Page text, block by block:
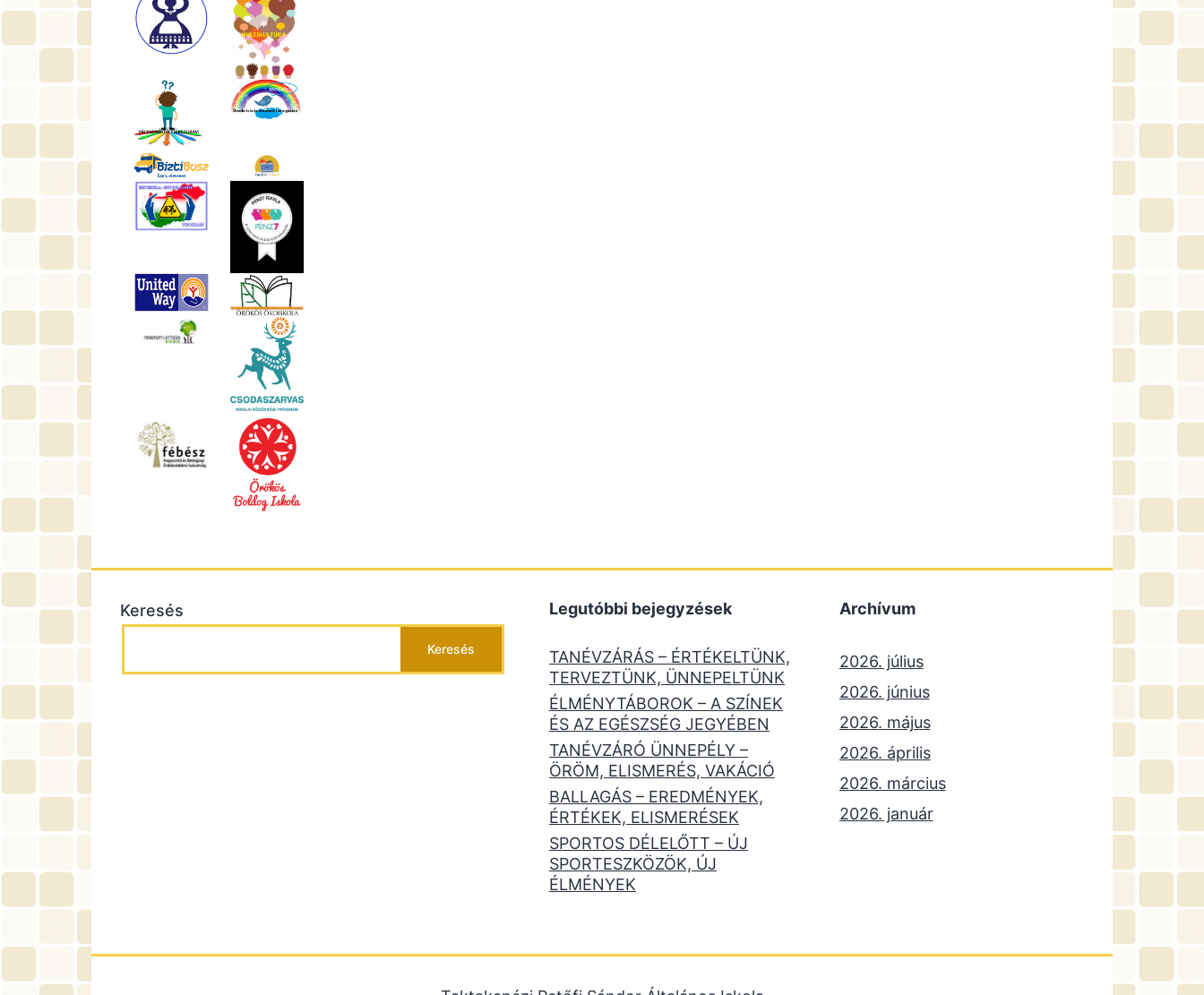
Keresés
Keresés
Legutóbbi bejegyzések
TANÉVZÁRÁS – ÉRTÉKELTÜNK,
TERVEZTÜNK, ÜNNEPELTÜNK
ÉLMÉNYTÁBOROK – A SZÍNEK
ÉS AZ EGÉSZSÉG JEGYÉBEN
TANÉVZÁRÓ ÜNNEPÉLY –
ÖRÖM, ELISMERÉS, VAKÁCIÓ
BALLAGÁS – EREDMÉNYEK,
ÉRTÉKEK, ELISMERÉSEK
SPORTOS DÉLELŐTT – ÚJ
SPORTESZKÖZÖK, ÚJ
ÉLMÉNYEK
Archívum
2026. július
2026. június
2026. május
2026. április
2026. március
2026. január